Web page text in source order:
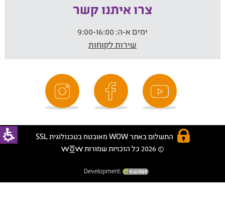
צרו איתנו קשר
ימים א-ה:
שירות לקוחות
התשלום באתר WOW מאובטח בטכנולוגית SSL
© 2026 כל הזכויות שמורות
Development: